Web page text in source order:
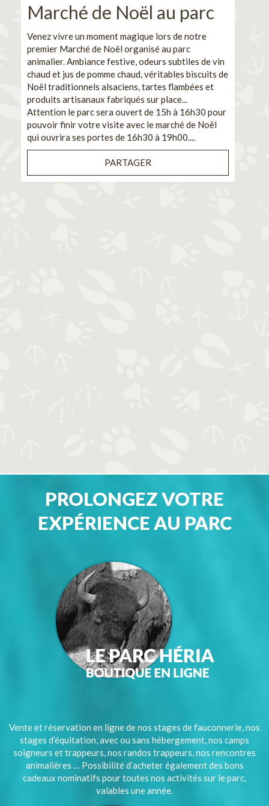
Marché de Noël au parc
Venez vivre un moment magique lors de notre
premier Marché de Noël organisé au parc
animalier. Ambiance festive, odeurs subtiles de vin
chaud et jus de pomme chaud, véritables biscuits de
Noël traditionnels alsaciens, tartes flambées et
produits artisanaux fabriqués sur place...
Attention le parc sera ouvert de 15h à 16h30 pour
pouvoir finir votre visite avec le marché de Noël
qui ouvrira ses portes de 16h30 à 19h00....
PARTAGER
PROLONGEZ VOTRE
EXPÉRIENCE AU PARC
Vente et réservation en ligne de nos stages de fauconnerie, nos
stages d’équitation, avec ou sans hébergement, nos camps
soigneurs et trappeurs, nos randos trappeurs, nos rencontres
animalières … Possibilité d’acheter également des bons
cadeaux nominatifs pour toutes nos activités sur le parc,
valables une année.